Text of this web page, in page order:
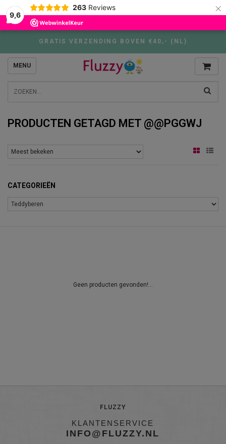
9,6
263 Reviews ×
GRATIS VERZENDING BOVEN €40,- (NL)
MENU
PRODUCTEN GETAGD MET @@PGGWJ
CATEGORIEËN
Geen producten gevonden!...
FLUZZY
KLANTENSERVICE
INFO@FLUZZY.NL